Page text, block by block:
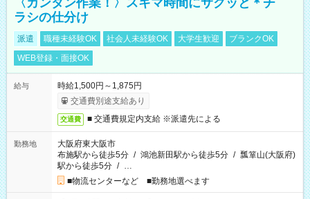
〈カンタン作業！〉スキマ時間にサクッと＊チ
ラシの仕分け
派遣 職種未経験OK 社会人未経験OK 大学生歓迎
ブランクOK
WEB登録・面接OK
給与
時給1,500円～1,875円
交通費別途支給あり
交通費 ■ 交通費規定内支給 ※派遣先による
勤務地
大阪府東大阪市
布施駅から徒歩5分 / 鴻池新田駅から徒歩5分 / 瓢箪山(大阪府)
駅から徒歩5分 / …
■物流センターなど ■勤務地選べます